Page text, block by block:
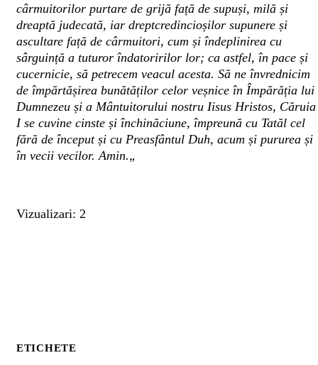
cârmuitorilor purtare de grijă față de supuși, milă și
dreaptă judecată, iar dreptcredincioșilor supunere și
ascultare față de cârmuitori, cum și îndeplinirea cu
sârguință a tuturor îndatoririlor lor; ca astfel, în pace și
cucernicie, să petrecem veacul acesta. Să ne învrednicim
de împărtășirea bunătăților celor veșnice în Împărăția lui
Dumnezeu și a Mântuitorului nostru Iisus Hristos, Căruia
I se cuvine cinste și închinăciune, împreună cu Tatăl cel
fără de început și cu Preasfântul Duh, acum și pururea și
în vecii vecilor. Amin.„
Vizualizari: 2
ETICHETE